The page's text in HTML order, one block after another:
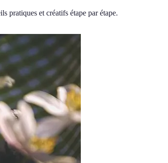
pratiques et créatifs étape par étape.